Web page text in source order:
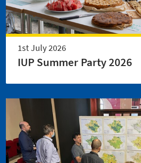
1st July 2026
IUP Summer Party 2026